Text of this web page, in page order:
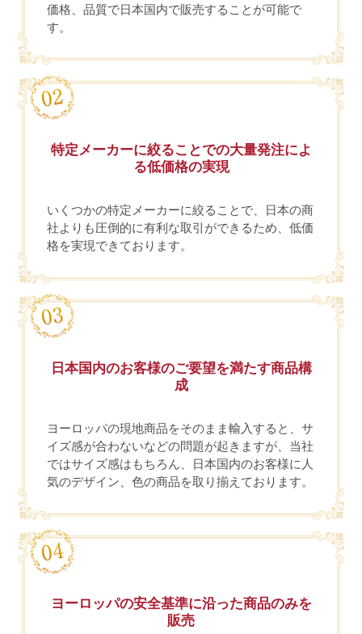
価格、品質で日本国内で販売することが可能で
す。
特定メーカーに絞ることでの大量発注によ
る低価格の実現
いくつかの特定メーカーに絞ることで、日本の商
社よりも圧倒的に有利な取引ができるため、低価
格を実現できております。
日本国内のお客様のご要望を満たす商品構
成
ヨーロッパの現地商品をそのまま輸入すると、サ
イズ感が合わないなどの問題が起きますが、当社
ではサイズ感はもちろん、日本国内のお客様に人
気のデザイン、色の商品を取り揃えております。
ヨーロッパの安全基準に沿った商品のみを
販売